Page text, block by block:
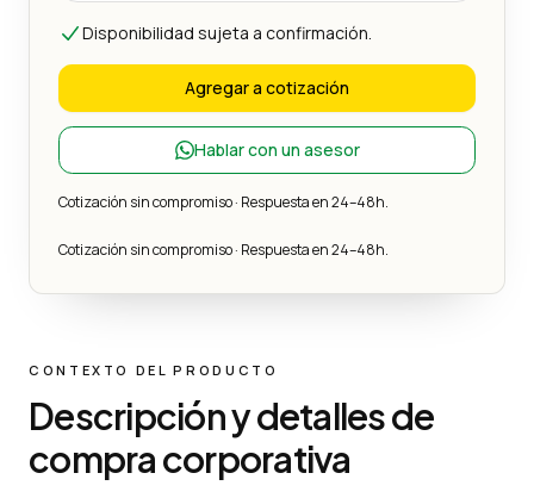
Disponibilidad sujeta a confirmación.
Agregar a cotización
Hablar con un asesor
Cotización sin compromiso · Respuesta en 24–48h.
Cotización sin compromiso · Respuesta en 24–48h.
CONTEXTO DEL PRODUCTO
Descripción y detalles de
compra corporativa